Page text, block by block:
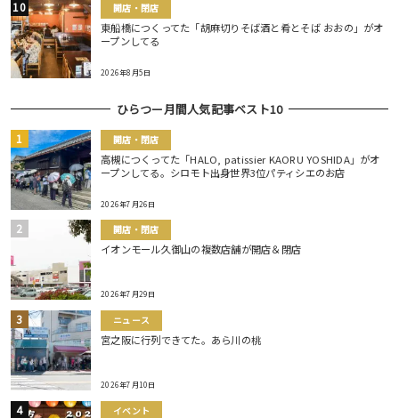
開店・閉店
東船橋につくってた「胡麻切りそば酒と肴とそば おおの」がオ
ープンしてる
2026年8月5日
ひらつー月間人気記事ベスト10
開店・閉店
高槻につくってた「HALO, patissier KAORU YOSHIDA」がオ
ープンしてる。シロモト出身世界3位パティシエのお店
2026年7月26日
開店・閉店
イオンモール久御山の複数店舗が開店＆閉店
2026年7月29日
ニュース
宮之阪に行列できてた。あら川の桃
2026年7月10日
イベント